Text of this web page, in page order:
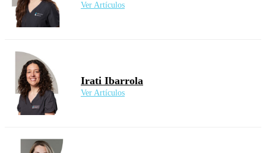
Ver Artículos
Irati Ibarrola
Ver Artículos